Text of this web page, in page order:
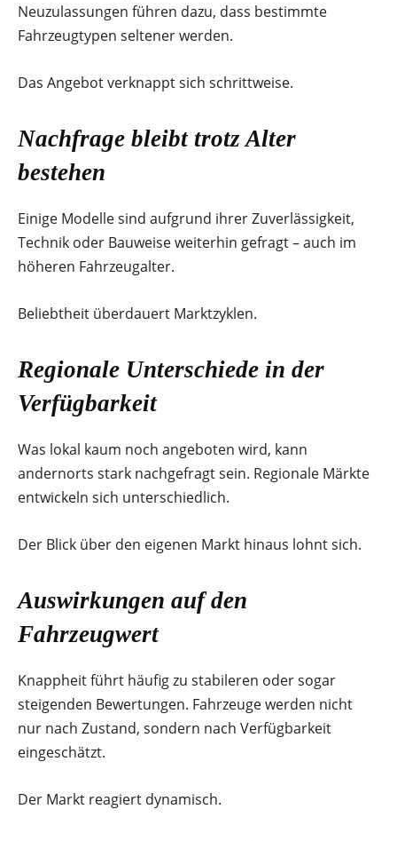
Neuzulassungen führen dazu, dass bestimmte
Fahrzeugtypen seltener werden.
Das Angebot verknappt sich schrittweise.
Nachfrage bleibt trotz Alter
bestehen
Einige Modelle sind aufgrund ihrer Zuverlässigkeit,
Technik oder Bauweise weiterhin gefragt – auch im
höheren Fahrzeugalter.
Beliebtheit überdauert Marktzyklen.
Regionale Unterschiede in der
Verfügbarkeit
Was lokal kaum noch angeboten wird, kann
andernorts stark nachgefragt sein. Regionale Märkte
entwickeln sich unterschiedlich.
Der Blick über den eigenen Markt hinaus lohnt sich.
Auswirkungen auf den
Fahrzeugwert
Knappheit führt häufig zu stabileren oder sogar
steigenden Bewertungen. Fahrzeuge werden nicht
nur nach Zustand, sondern nach Verfügbarkeit
eingeschätzt.
Der Markt reagiert dynamisch.